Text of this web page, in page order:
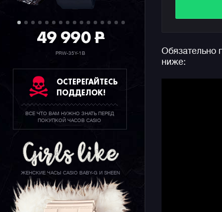
49 990P
PRW-35Y-1B
ОСТЕРЕГАЙТЕСЬ
ПОДДЕЛОК!
ВСЕ ЧТО ВАМ НУЖНО ЗНАТЬ ПЕРЕД
ПОКУПКОЙ ЧАСОВ CASIO
ЖЕНСКИЕ ЧАСЫ CASIO BABY-G И SHEEN
или
сроком
Обязательно
ниже: